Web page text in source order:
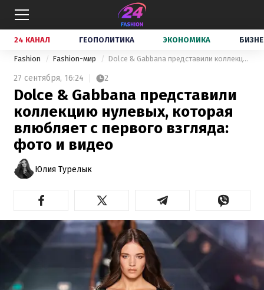
24 КАНАЛ ГЕОПОЛИТИКА ЭКОНОМИКА
Fashion Fashion-мир Dolce & Gabbana представили коллекцию нулевых, которая влюбляет с первого взгляда: фото и видео
27 сентября, 16:24 2
Dolce & Gabbana представили
коллекцию нулевых, которая
влюбляет с первого взгляда:
фото и видео
Юлия Турелык